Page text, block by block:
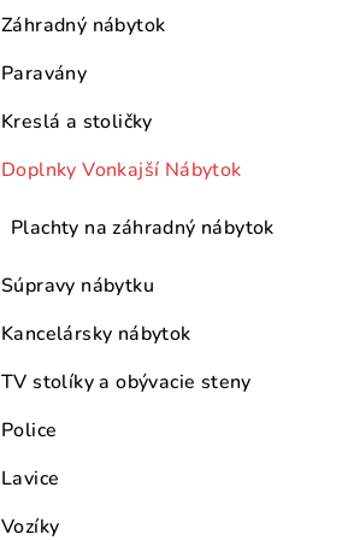
Záhradný nábytok
Paravány
Kreslá a stoličky
Doplnky Vonkajší Nábytok
Plachty na záhradný nábytok
Súpravy nábytku
Kancelársky nábytok
TV stolíky a obývacie steny
Police
Lavice
Vozíky